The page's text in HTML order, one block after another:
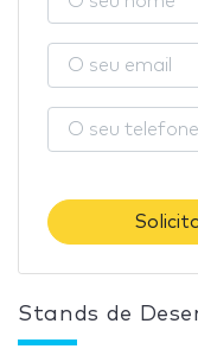
Stands de